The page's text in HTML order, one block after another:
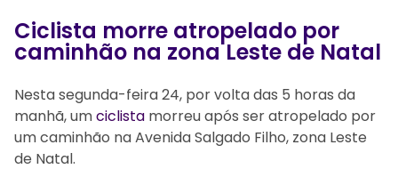
Ciclista morre atropelado por
caminhão na zona Leste de Natal
Nesta segunda-feira 24, por volta das 5 horas da
manhã, umciclista morreu após ser atropelado por
um caminhão na Avenida Salgado Filho, zona Leste
de Natal.